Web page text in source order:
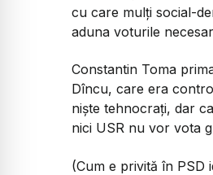
cu care mulți social-
aduna voturile
Constantin Toma
Dîncu, care era
niște tehnocrați, dar
nici USR nu vor vota
(Cum e privită în PSD